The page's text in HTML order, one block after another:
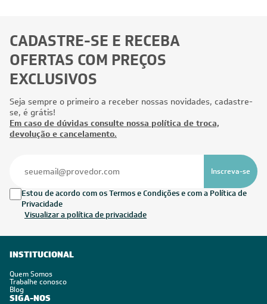
CADASTRE-SE E RECEBA
OFERTAS COM PREÇOS
EXCLUSIVOS
Seja sempre o primeiro a receber nossas novidades, cadastre-
se, é grátis!
Em caso de dúvidas consulte nossa política de troca,
devolução e cancelamento.
Inscreva-se
Estou de acordo com os Termos e Condições e com a Política de
Privacidade
Visualizar a política de privacidade
INSTITUCIONAL
Quem Somos
Trabalhe conosco
Blog
SIGA-NOS